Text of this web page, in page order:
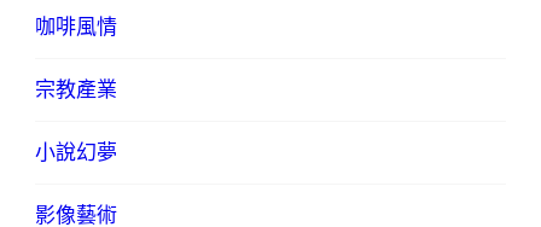
咖啡風情
宗教產業
小說幻夢
影像藝術